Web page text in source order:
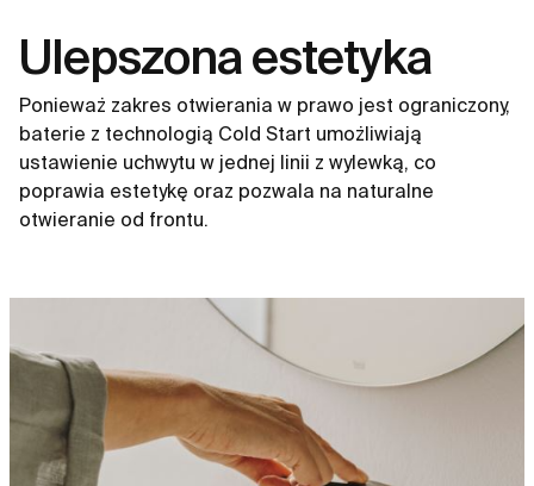
Ulepszona estetyka
Ponieważ zakres otwierania w prawo jest ograniczony,
baterie z technologią Cold Start umożliwiają
ustawienie uchwytu w jednej linii z wylewką, co
poprawia estetykę oraz pozwala na naturalne
otwieranie od frontu.